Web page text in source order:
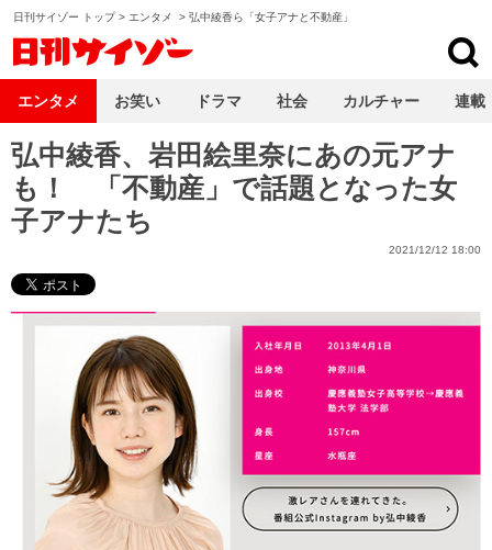
日刊サイゾー トップ> エンタメ > 弘中綾香ら「女子アナと不動産」
弘中綾香、岩田絵里奈にあの元アナ
も！ 「不動産」で話題となった女
子アナたち
2021/12/12 18:00
エンタメ お笑い ドラマ 社会 カルチャー 連載